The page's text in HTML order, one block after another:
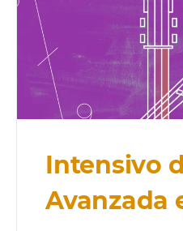
Intensivo
Avanzada